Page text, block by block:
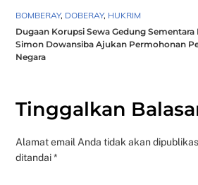
BOMBERAY, DOBERAY, HUKRIM
Dugaan Korupsi Sewa Gedung Sementara
Simon Dowansiba Ajukan Permohonan
Negara
Tinggalkan
Alamat email Anda tidak akan
ditandai*